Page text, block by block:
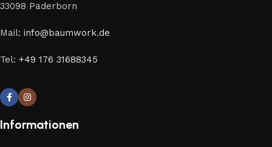
33098 Paderborn
Mail: info@baumwork.de
Tel: +49 176 31688345
Informationen